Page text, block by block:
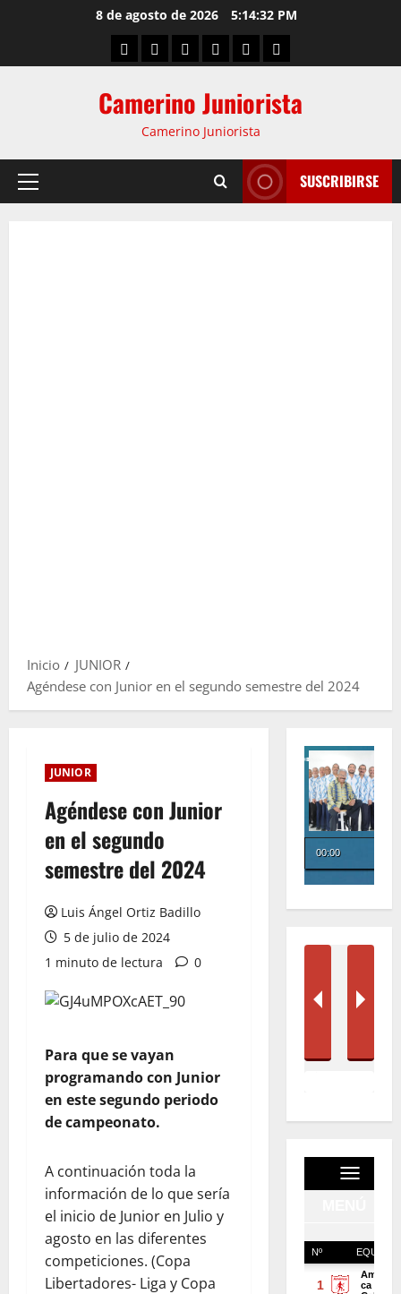
8 de agosto de 2026 5:14:32 PM
Camerino Juniorista
Camerino Juniorista
SUSCRIBIRSE
Inicio
JUNIOR
Agéndese con Junior en el segundo semestre del 2024
JUNIOR
Agéndese con Junior
en el segundo
semestre del 2024
Luis Ángel Ortiz Badillo
5 de julio de 2024
1 minuto de lectura
0
Para que se vayan
programando con Junior
en este segundo periodo
de campeonato.
A continuación toda la
información de lo que sería
el inicio de Junior en Julio y
agosto en las diferentes
competiciones. (Copa
Libertadores- Liga y Copa